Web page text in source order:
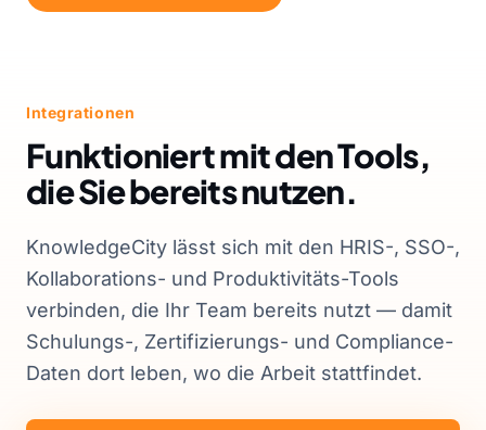
Integrationen
Funktioniert mit den Tools,
die Sie bereits nutzen.
KnowledgeCity lässt sich mit den HRIS-, SSO-,
Kollaborations- und Produktivitäts-Tools
verbinden, die Ihr Team bereits nutzt — damit
Schulungs-, Zertifizierungs- und Compliance-
Daten dort leben, wo die Arbeit stattfindet.